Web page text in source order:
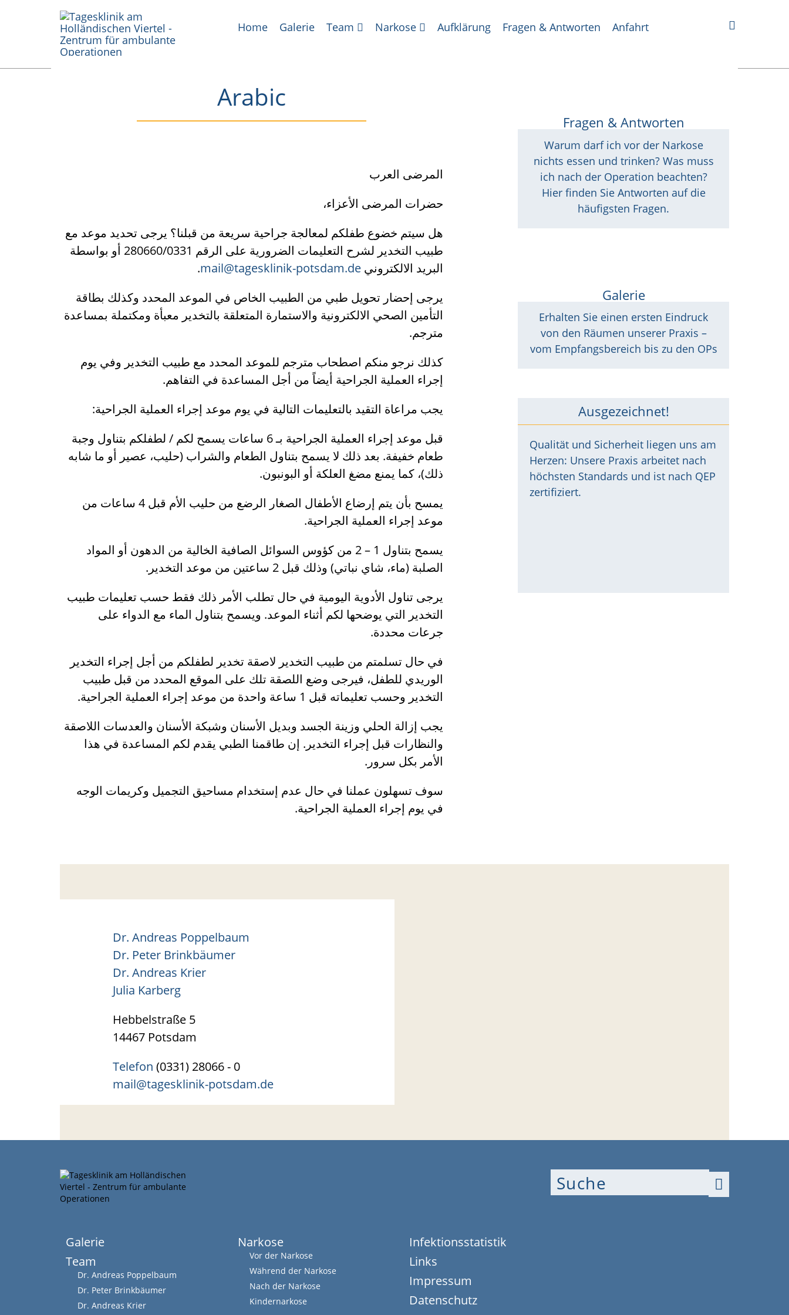
Home Galerie Team Narkose Aufklärung Fragen & Antworten Anfahrt
Arabic
المرضى العرب
حضرات المرضى الأعزاء،
هل سيتم خضوع طفلكم لمعالجة جراحية سريعة من قبلنا؟ يرجى تحديد موعد مع
طبيب التخدير لشرح التعليمات الضرورية على الرقم 280660/0331 أو بواسطة
البريد الالكترونيmail@tagesklinik-potsdam.de
.
يرجى إحضار تحويل طبي من الطبيب الخاص في الموعد المحدد وكذلك بطاقة
التأمين الصحي الالكترونية والاستمارة المتعلقة بالتخدير معبأة ومكتملة بمساعدة
مترجم.
كذلك نرجو منكم اصطحاب مترجم للموعد المحدد مع طبيب التخدير وفي يوم
إجراء العملية الجراحية أيضاً من أجل المساعدة في التفاهم.
يجب مراعاة التقيد بالتعليمات التالية في يوم موعد إجراء العملية الجراحية:
قبل موعد إجراء العملية الجراحية بـ 6 ساعات يسمح لكم / لطفلكم بتناول وجبة
طعام خفيفة. بعد ذلك لا يسمح بتناول الطعام والشراب (حليب، عصير أو ما شابه
ذلك)، كما يمنع مضغ العلكة أو البونبون.
يمسح بأن يتم إرضاع الأطفال الصغار الرضع من حليب الأم قبل 4 ساعات من
موعد إجراء العملية الجراحية.
يسمح بتناول 1 – 2 من كؤوس السوائل الصافية الخالية من الدهون أو المواد
الصلبة (ماء، شاي نباتي) وذلك قبل 2 ساعتين من موعد التخدير.
يرجى تناول الأدوية اليومية في حال تطلب الأمر ذلك فقط حسب تعليمات طبيب
التخدير التي يوضحها لكم أثناء الموعد. ويسمح بتناول الماء مع الدواء على
جرعات محددة.
في حال تسلمتم من طبيب التخدير لاصقة تخدير لطفلكم من أجل إجراء التخدير
الوريدي للطفل، فيرجى وضع اللصقة تلك على الموقع المحدد من قبل طبيب
التخدير وحسب تعليماته قبل 1 ساعة واحدة من موعد إجراء العملية الجراحية.
يجب إزالة الحلي وزينة الجسد وبديل الأسنان وشبكة الأسنان والعدسات اللاصقة
والنظارات قبل إجراء التخدير. إن طاقمنا الطبي يقدم لكم المساعدة في هذا
الأمر بكل سرور.
سوف تسهلون عملنا في حال عدم إستخدام مساحيق التجميل وكريمات الوجه
في يوم إجراء العملية الجراحية.
Fragen & Antworten
Warum darf ich vor der Narkose
nichts essen und trinken? Was muss
ich nach der Operation beachten?
Hier finden Sie Antworten auf die
häufigsten Fragen.
Galerie
Erhalten Sie einen ersten Eindruck
von den Räumen unserer Praxis –
vom Empfangsbereich bis zu den OPs
Ausgezeichnet!
Qualität und Sicherheit liegen uns am
Herzen: Unsere Praxis arbeitet nach
höchsten Standards und ist nach QEP
zertifiziert.
Dr. Andreas Poppelbaum
Dr. Peter Brinkbäumer
Dr. Andreas Krier
Julia Karberg
Hebbelstraße 5
14467 Potsdam
Telefon (0331) 28066 - 0
mail@tagesklinik-potsdam.de
Galerie
Team
Dr. Andreas Poppelbaum
Dr. Peter Brinkbäumer
Dr. Andreas Krier
Narkose
Vor der Narkose
Während der Narkose
Nach der Narkose
Kindernarkose
Infektionsstatistik
Links
Impressum
Datenschutz